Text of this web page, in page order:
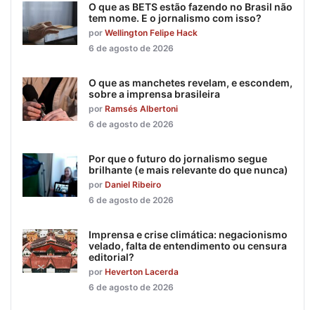
O que as BETS estão fazendo no Brasil não
tem nome. E o jornalismo com isso?
por Wellington Felipe Hack
6 de agosto de 2026
O que as manchetes revelam, e escondem,
sobre a imprensa brasileira
por Ramsés Albertoni
6 de agosto de 2026
Por que o futuro do jornalismo segue
brilhante (e mais relevante do que nunca)
por Daniel Ribeiro
6 de agosto de 2026
Imprensa e crise climática: negacionismo
velado, falta de entendimento ou censura
editorial?
por Heverton Lacerda
6 de agosto de 2026